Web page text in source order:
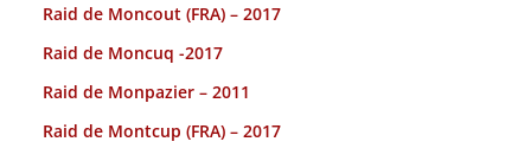
Raid de Moncout (FRA) – 2017
Raid de Moncuq -2017
Raid de Monpazier – 2011
Raid de Montcup (FRA) – 2017